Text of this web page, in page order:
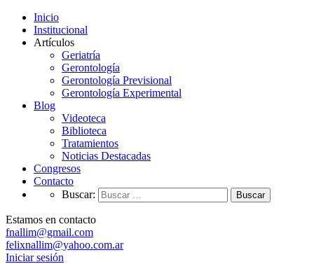
Inicio
Institucional
Artículos
Geriatría
Gerontología
Gerontología Previsional
Gerontología Experimental
Blog
Videoteca
Biblioteca
Tratamientos
Noticias Destacadas
Congresos
Contacto
Buscar:
Estamos en contacto
fnallim@gmail.com
felixnallim@yahoo.com.ar
Iniciar sesión